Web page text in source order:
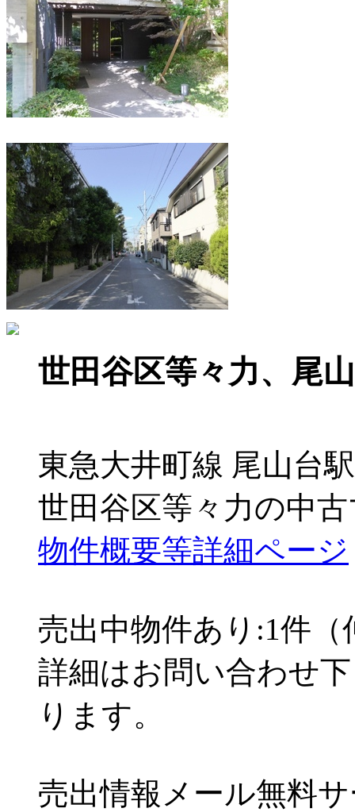
世田谷区等々力、尾
東急大井町線 尾山台
世田谷区等々力の中
物件概要等詳細ページ
売出中物件あり:1件（
詳細はお問い合わせ
ります。
売出情報メール無料